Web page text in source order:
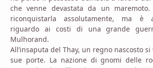
che venne devastata da un
riconquistarla assolutamente, ma è
riguardo ai costi di una grande
Mulhorand.
All’insaputa del Thay, un regno nascosto
sue porte. La nazione di gnomi delle